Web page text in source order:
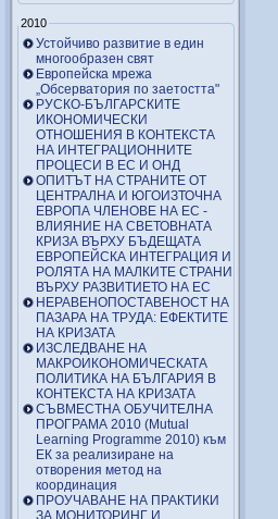
2010
Устойчиво развитие в един
многообразен свят
Европейска мрежа
„Обсерватория по заетостта"
РУСКО-БЪЛГАРСКИТЕ
ИКОНОМИЧЕСКИ
ОТНОШЕНИЯ В КОНТЕКСТА
НА ИНТЕГРАЦИОННИТЕ
ПРОЦЕСИ В ЕС И ОНД
ОПИТЪТ НА СТРАНИТЕ ОТ
ЦЕНТРАЛНА И ЮГОИЗТОЧНА
ЕВРОПА ЧЛЕНОВЕ НА ЕС -
ВЛИЯНИЕ НА СВЕТОВНАТА
КРИЗА ВЪРХУ БЪДЕЩАТА
ЕВРОПЕЙСКА ИНТЕГРАЦИЯ И
РОЛЯТА НА МАЛКИТЕ СТРАНИ
ВЪРХУ РАЗВИТИЕТО НА ЕС
НЕРАВЕНОПОСТАВЕНОСТ НА
ПАЗАРА НА ТРУДА: ЕФЕКТИТЕ
НА КРИЗАТА
ИЗСЛЕДВАНЕ НА
МАКРОИКОНОМИЧЕСКАТА
ПОЛИТИКА НА БЪЛГАРИЯ В
КОНТЕКСТА НА КРИЗАТА
СЪВМЕСТНА ОБУЧИТЕЛНА
ПРОГРАМА 2010 (Mutual
Learning Programme 2010) към
ЕК за реализиране на
отворения метод на
координация
ПРОУЧАВАНЕ НА ПРАКТИКИ
ЗА МОНИТОРИНГ И